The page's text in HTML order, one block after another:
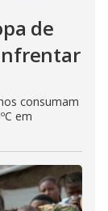
de
consumam
em